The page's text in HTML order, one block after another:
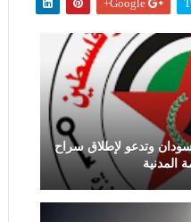
Google+
وتدعو لإطلاق سراح
المدنية